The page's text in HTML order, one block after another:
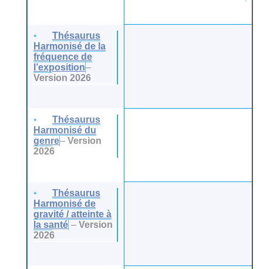
Thésaurus
Harmonisé de la
fréquence de
l’exposition–
Version 2026
Thésaurus
Harmonisé du
genre– Version
2026
Thésaurus
Harmonisé de
gravité / atteinte à
la santé – Version
2026